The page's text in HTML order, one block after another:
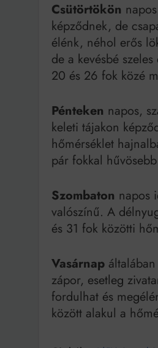
Csütörtökön
képződnek, de
élénk, néhol erős
de a kevésbé
20 és 26 fok közé
Pénteken napos,
keleti tájakon
hőmérséklet
pár fokkal
Szombaton napos
valószínű. A
és 31 fok közötti
Vasárnap
zápor, esetleg
fordulhat és
között alakul a